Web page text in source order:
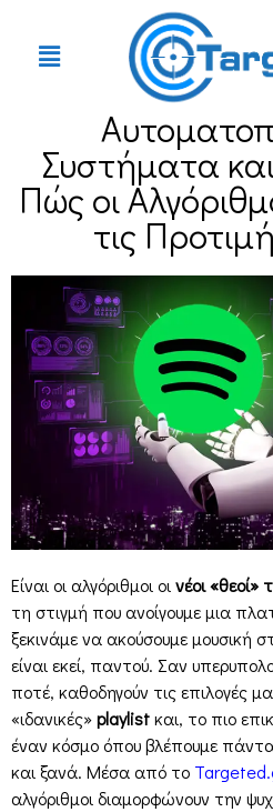
Συστήματα
Πώς οι
τις
Είναι οι αλγόριθμοι οινέοι «θεοί»
τη στιγμή που ανοίγουμε μια
ξεκινάμε να ακούσουμε μουσική
είναι εκεί, παντού. Σαν
ποτέ, καθοδηγούν τις επιλογές
«ιδανικές»playlistκαι, το πιο
έναν κόσμο όπου βλέπουμε
και ξανά. Μέσα από το
αλγόριθμοι διαμορφώνουν την